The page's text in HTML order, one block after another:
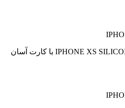
قاب گوشی IPHONE XS SILICONE CASE با کارت آسان